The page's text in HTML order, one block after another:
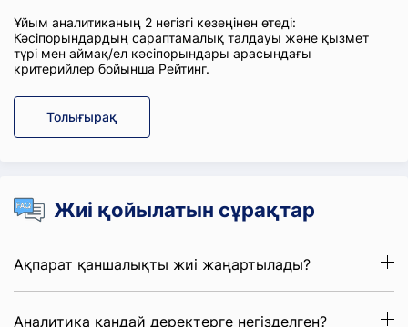
Ұйым аналитиканың 2 негізгі кезеңінен өтеді:
Кәсіпорындардың сараптамалық талдауы және қызмет
түрі мен аймақ/ел кәсіпорындары арасындағы
критерийлер бойынша Рейтинг.
Толығырақ
Жиі қойылатын сұрақтар
Ақпарат қаншалықты жиі жаңартылады?
Аналитика қандай деректерге негізделген?